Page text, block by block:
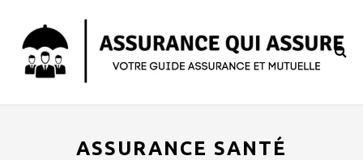
ASSURANCE SANTÉ